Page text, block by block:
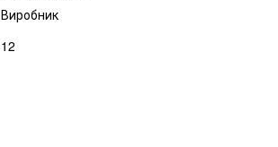
Виробник
12